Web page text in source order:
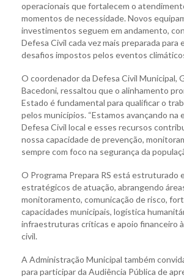
operacionais que fortalecem o
momentos de necessidade. Novos
investimentos seguem em andamento,
Defesa Civil cada vez mais preparada para
desafios impostos pelos eventos
O coordenador da Defesa Civil Municipal,
Bacedoni, ressaltou que o alinhamento
Estado é fundamental para qualificar o
pelos municípios. “Estamos avançando na
Defesa Civil local e esses recursos
nossa capacidade de prevenção,
sempre com foco na segurança da
O Programa Prepara RS está estruturado
estratégicos de atuação, abrangendo
monitoramento, comunicação de risco,
capacidades municipais, logística
infraestruturas críticas e apoio financeiro
civil.
A Administração Municipal também
para participar da Audiência Pública de